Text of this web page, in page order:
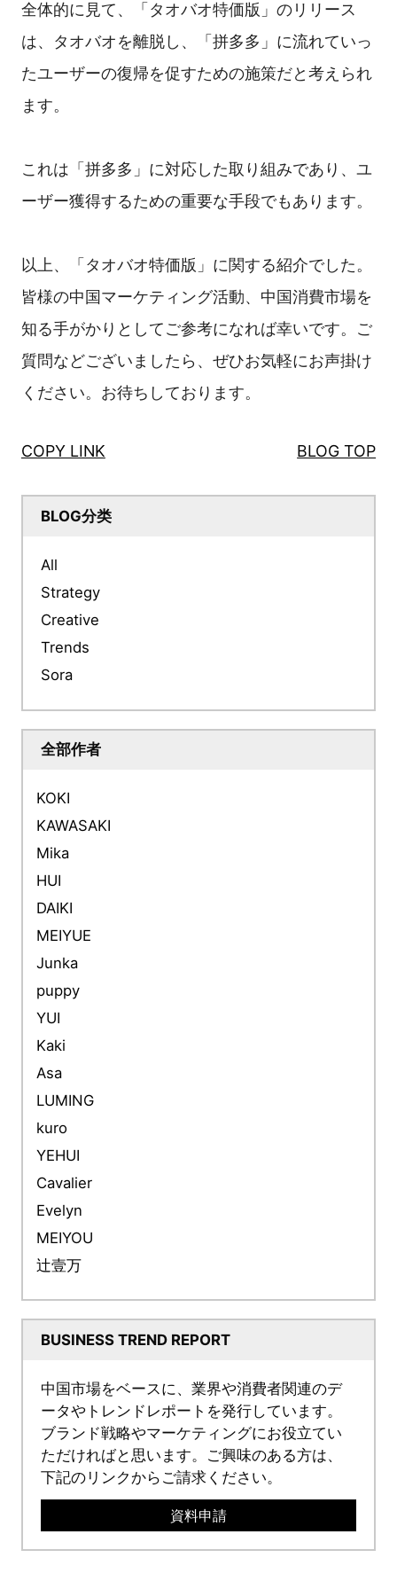
全体的に見て、「タオバオ特価版」のリリース
は、タオバオを離脱し、「拼多多」に流れていっ
たユーザーの復帰を促すための施策だと考えられ
ます。
これは「拼多多」に対応した取り組みであり、ユ
ーザー獲得するための重要な手段でもあります。
以上、「タオバオ特価版」に関する紹介でした。
皆様の中国マーケティング活動、中国消費市場を
知る手がかりとしてご参考になれば幸いです。ご
質問などございましたら、ぜひお気軽にお声掛け
ください。お待ちしております。
COPY LINK BLOG TOP
BLOG分类
All
Strategy
Creative
Trends
Sora
全部作者
KOKI
KAWASAKI
Mika
HUI
DAIKI
MEIYUE
Junka
puppy
YUI
Kaki
Asa
LUMING
kuro
YEHUI
Cavalier
Evelyn
MEIYOU
辻壹万
BUSINESS TREND REPORT
中国市場をベースに、業界や消費者関連のデ
ータやトレンドレポートを発行しています。
ブランド戦略やマーケティングにお役立てい
ただければと思います。ご興味のある方は、
下記のリンクからご請求ください。
資料申請